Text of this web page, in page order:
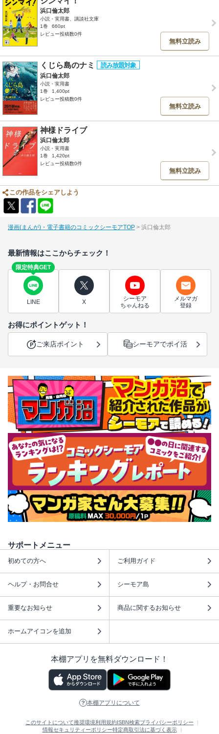
浜口倫太郎
小説・実用書、講談社文庫
1巻
660pt
レビュー投稿数0件
無料立読み
くじら島のナミ
浜口倫太郎
小説・実用書
1巻
1,400pt
レビュー投稿数0件
無料立読み
神様ドライブ
浜口倫太郎
小説・実用書
1巻
1,420pt
レビュー投稿数0件
無料立読み
この作品をシェアしよう
漫画(まんが)・電子書籍のコミックシーモアTOP 浜口倫太郎
最新情報はここからチェック！
限定特典GET
LINE X
シーモア
ちゃんねる
メルマガ
登録
お得にポイントゲット！
ご来店ポイント シーモアでポイ活
サポートメニュー
初めての方へ ご利用ガイド
ヘルプ・お問合せ シーモア島
重要なお知らせ 商品に関するお知らせ
ホームアイコンを追加
本棚アプリを無料ダウンロード！
本棚アプリについて
このサイトについて推奨環境利用規約ISBN検索プライバシーポリシー
情報セキュリティーポリシー特定商取引法に基づく表示